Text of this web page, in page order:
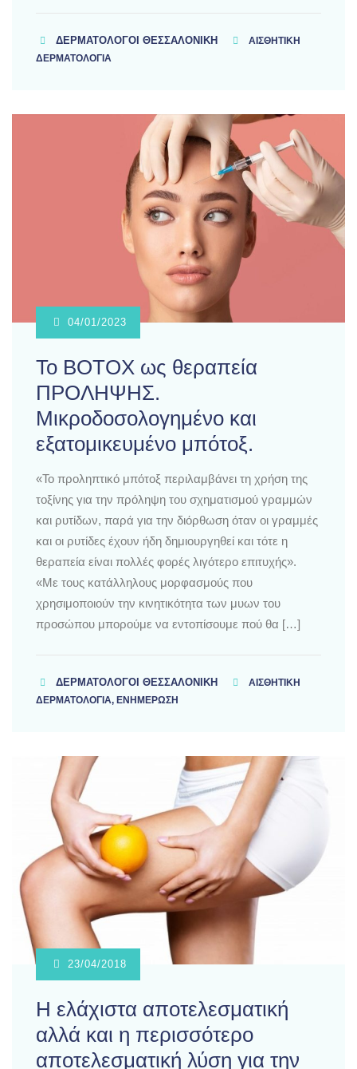
ΔΕΡΜΑΤΟΛΌΓΟΙ ΘΕΣΣΑΛΟΝΊΚΗ
ΑΙΣΘΗΤΙΚΗ
ΔΕΡΜΑΤΟΛΟΓΙΑ
04/01/2023
Το BOTOX ως θεραπεία
ΠΡΟΛΗΨΗΣ.
Μικροδοσολογημένο και
εξατομικευμένο μπότοξ.
«Το προληπτικό μπότοξ περιλαμβάνει τη χρήση της
τοξίνης για την πρόληψη του σχηματισμού γραμμών
και ρυτίδων, παρά για την διόρθωση όταν οι γραμμές
και οι ρυτίδες έχουν ήδη δημιουργηθεί και τότε η
θεραπεία είναι πολλές φορές λιγότερο επιτυχής».
«Με τους κατάλληλους μορφασμούς που
χρησιμοποιούν την κινητικότητα των μυων του
προσώπου μπορούμε να εντοπίσουμε πού θα […]
ΔΕΡΜΑΤΟΛΌΓΟΙ ΘΕΣΣΑΛΟΝΊΚΗ
ΑΙΣΘΗΤΙΚΗ
ΔΕΡΜΑΤΟΛΟΓΙΑ, ΕΝΗΜΕΡΩΣΗ
23/04/2018
Η ελάχιστα αποτελεσματική
αλλά και η περισσότερο
αποτελεσματική λύση για την